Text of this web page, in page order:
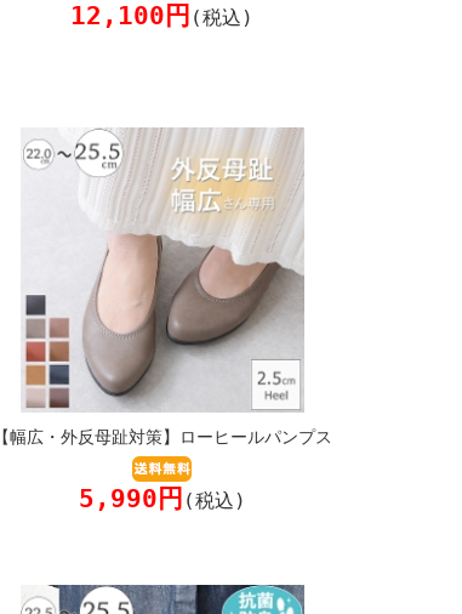
12,100円 (税込)
【幅広・外反母趾対策】ローヒールパンプス
5,990円 (税込)